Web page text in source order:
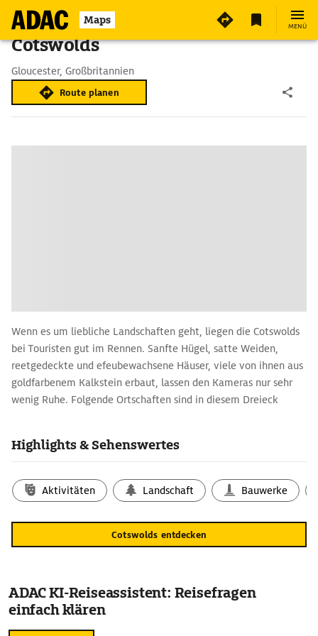
Maps MENÜ
Cotswolds
Gloucester, Großbritannien
Route planen
Wenn es um liebliche Landschaften geht, liegen die Cotswolds
bei Touristen gut im Rennen. Sanfte Hügel, satte Weiden,
reetgedeckte und efeubewachsene Häuser, viele von ihnen aus
goldfarbenem Kalkstein erbaut, lassen den Kameras nur sehr
wenig Ruhe. Folgende Ortschaften sind in diesem Dreieck
sowie Upper und Lower Slaughter, Bibury und Broadway.
Highlights & Sehenswertes
Aktivitäten Landschaft Bauwerke
Cotswolds entdecken
ADAC KI-Reiseassistent: Reisefragen
einfach klären